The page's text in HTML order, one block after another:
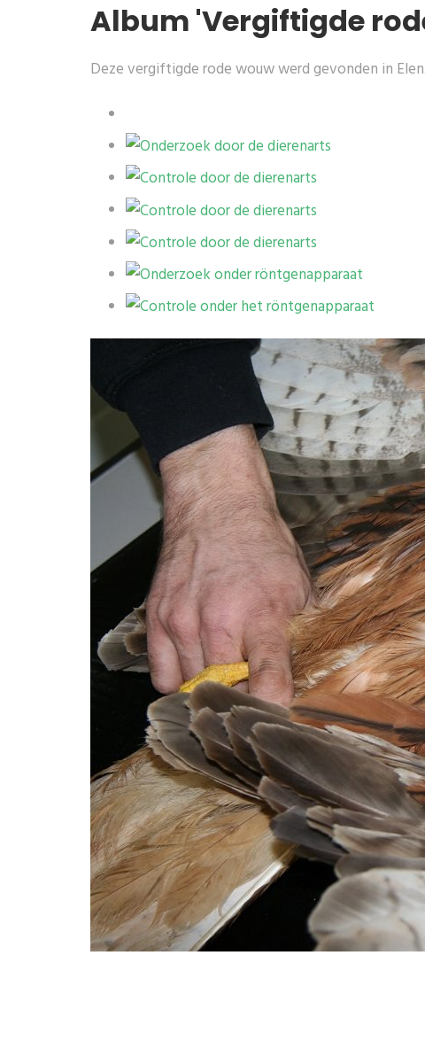
Album 'Vergiftigde
Deze vergiftigde rode wouw werd gevonden in Elen.